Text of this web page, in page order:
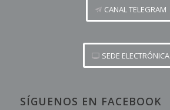
CANAL TELEGRAM
SEDE ELECTRÓNICA
SÍGUENOS EN FACEBOOK